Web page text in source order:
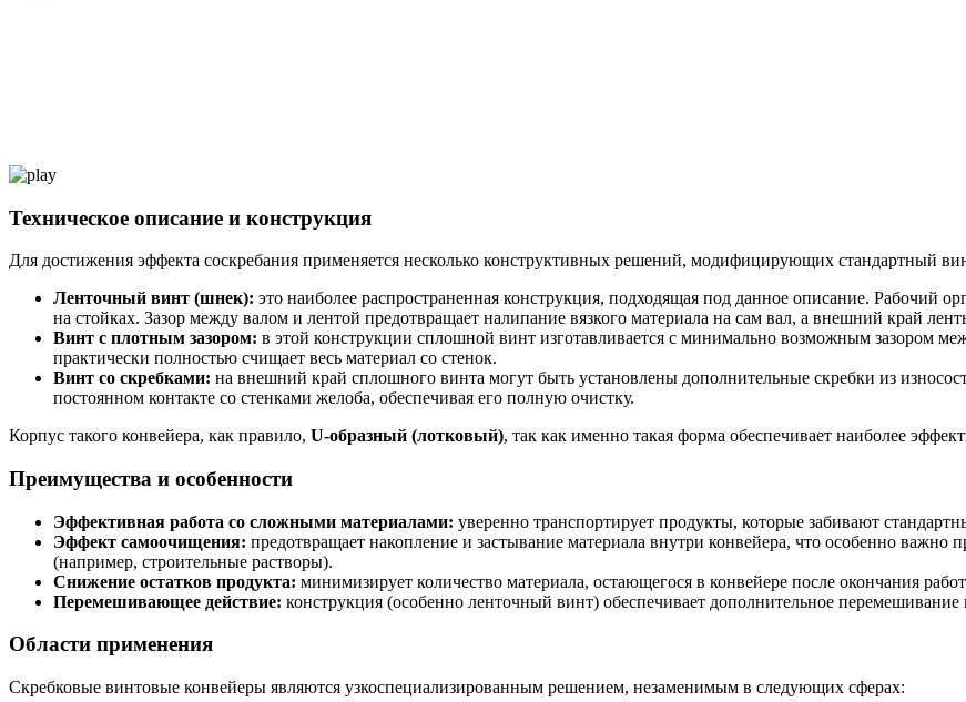
Техническое описание и конструкция
Для достижения эффекта соскребания применяется несколько конструктивных решений, модифицирующих стандартный
Ленточный винт (шнек): это наиболее распространенная конструкция, подходящая под данное описание. Рабочий
на стойках. Зазор между валом и лентой предотвращает налипание вязкого материала на сам вал, а внешний край
Винт с плотным зазором: в этой конструкции сплошной винт изготавливается с минимально возможным зазором
практически полностью счищает весь материал со стенок.
Винт со скребками: на внешний край сплошного винта могут быть установлены дополнительные скребки из
постоянном контакте со стенками желоба, обеспечивая его полную очистку.
Корпус такого конвейера, как правило, U-образный (лотковый), так как именно такая форма обеспечивает наиболее
Преимущества и особенности
Эффективная работа со сложными материалами: уверенно транспортирует продукты, которые забивают
Эффект самоочищения: предотвращает накопление и застывание материала внутри конвейера, что особенно
(например, строительные растворы).
Снижение остатков продукта: минимизирует количество материала, остающегося в конвейере после окончания
Перемешивающее действие: конструкция (особенно ленточный винт) обеспечивает дополнительное перемешивание
Области применения
Скребковые винтовые конвейеры являются узкоспециализированным решением, незаменимым в следующих сферах: